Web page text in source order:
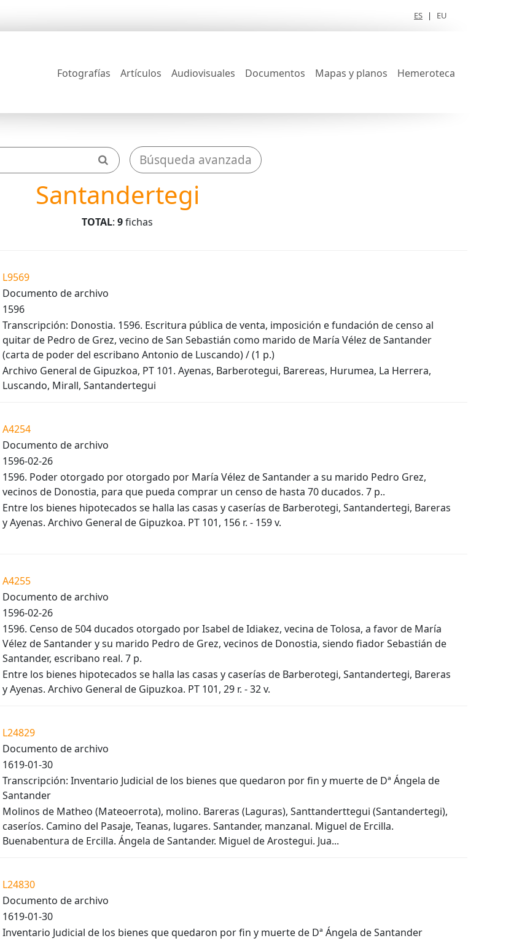
ES | EU
Fotografías Artículos Audiovisuales Documentos Mapas y planos Hemeroteca
Búsqueda avanzada
Santandertegi
TOTAL: 9fichas
L9569
Documento de archivo
1596
Transcripción: Donostia. 1596. Escritura pública de venta, imposición e fundación de censo al
quitar de Pedro de Grez, vecino de San Sebastián como marido de María Vélez de Santander
(carta de poder del escribano Antonio de Luscando) / (1 p.)
Archivo General de Gipuzkoa, PT 101. Ayenas, Barberotegui, Barereas, Hurumea, La Herrera,
Luscando, Mirall, Santandertegui
A4254
Documento de archivo
1596-02-26
1596. Poder otorgado por otorgado por María Vélez de Santander a su marido Pedro Grez,
vecinos de Donostia, para que pueda comprar un censo de hasta 70 ducados. 7 p..
Entre los bienes hipotecados se halla las casas y caserías de Barberotegi, Santandertegi, Bareras
y Ayenas. Archivo General de Gipuzkoa. PT 101, 156 r. - 159 v.
A4255
Documento de archivo
1596-02-26
1596. Censo de 504 ducados otorgado por Isabel de Idiakez, vecina de Tolosa, a favor de María
Vélez de Santander y su marido Pedro de Grez, vecinos de Donostia, siendo fiador Sebastián de
Santander, escribano real. 7 p.
Entre los bienes hipotecados se halla las casas y caserías de Barberotegi, Santandertegi, Bareras
y Ayenas. Archivo General de Gipuzkoa. PT 101, 29 r. - 32 v.
L24829
Documento de archivo
1619-01-30
Transcripción: Inventario Judicial de los bienes que quedaron por fin y muerte de Dª Ángela de
Santander
Molinos de Matheo (Mateoerrota), molino. Bareras (Laguras), Santtanderttegui (Santandertegi),
caseríos. Camino del Pasaje, Teanas, lugares. Santander, manzanal. Miguel de Ercilla.
Buenabentura de Ercilla. Ángela de Santander. Miguel de Arostegui. Jua...
L24830
Documento de archivo
1619-01-30
Inventario Judicial de los bienes que quedaron por fin y muerte de Dª Ángela de Santander